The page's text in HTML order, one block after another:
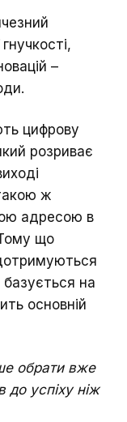
–
цифрову
розриває
ж
адресою в
що
базується на
основній
обрати вже
до успіху ніж